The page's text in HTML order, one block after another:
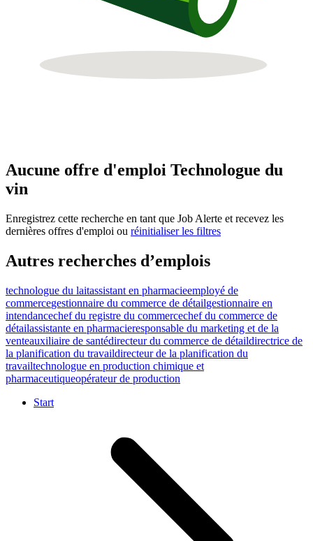
Aucune offre d'emploi Technologue du
vin
Enregistrez cette recherche en tant que Job Alerte et recevez les
dernières offres d'emploi ou réinitialiser les filtres
Autres recherches d’emplois
technologue du laitassistant en pharmacieemployé de
commercegestionnaire du commerce de détailgestionnaire en
intendancechef du registre du commercechef du commerce de
détailassistante en pharmacieresponsable du marketing et de la
venteauxiliaire de santédirecteur du commerce de détaildirectrice de
la planification du travaildirecteur de la planification du
travailtechnologue en production chimique et
pharmaceutiqueopérateur de production
Start